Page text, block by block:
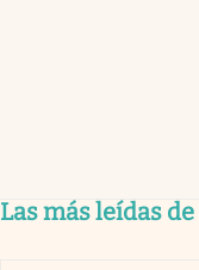
Las más leídas